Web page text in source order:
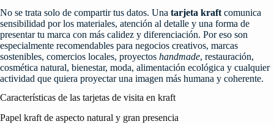
No se trata solo de compartir tus datos. Una tarjeta kraft comunica
sensibilidad por los materiales, atención al detalle y una forma de
presentar tu marca con más calidez y diferenciación. Por eso son
especialmente recomendables para negocios creativos, marcas
sostenibles, comercios locales, proyectos handmade, restauración,
cosmética natural, bienestar, moda, alimentación ecológica y cualquier
actividad que quiera proyectar una imagen más humana y coherente.
Características de las tarjetas de visita en kraft
Papel kraft de aspecto natural y gran presencia